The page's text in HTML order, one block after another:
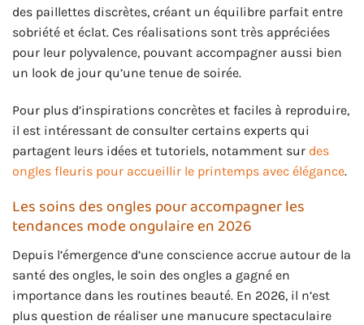
des paillettes discrètes, créant un équilibre parfait entre
sobriété et éclat. Ces réalisations sont très appréciées
pour leur polyvalence, pouvant accompagner aussi bien
un look de jour qu’une tenue de soirée.
Pour plus d’inspirations concrètes et faciles à reproduire,
il est intéressant de consulter certains experts qui
partagent leurs idées et tutoriels, notamment sur des
ongles fleuris pour accueillir le printemps avec élégance.
Les soins des ongles pour accompagner les
tendances mode ongulaire en 2026
Depuis l’émergence d’une conscience accrue autour de la
santé des ongles, le soin des ongles a gagné en
importance dans les routines beauté. En 2026, il n’est
plus question de réaliser une manucure spectaculaire